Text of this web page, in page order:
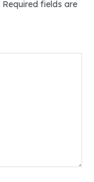
Required fields are